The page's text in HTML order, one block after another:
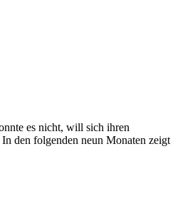
es nicht, will sich ihren
den folgenden neun Monaten zeigt